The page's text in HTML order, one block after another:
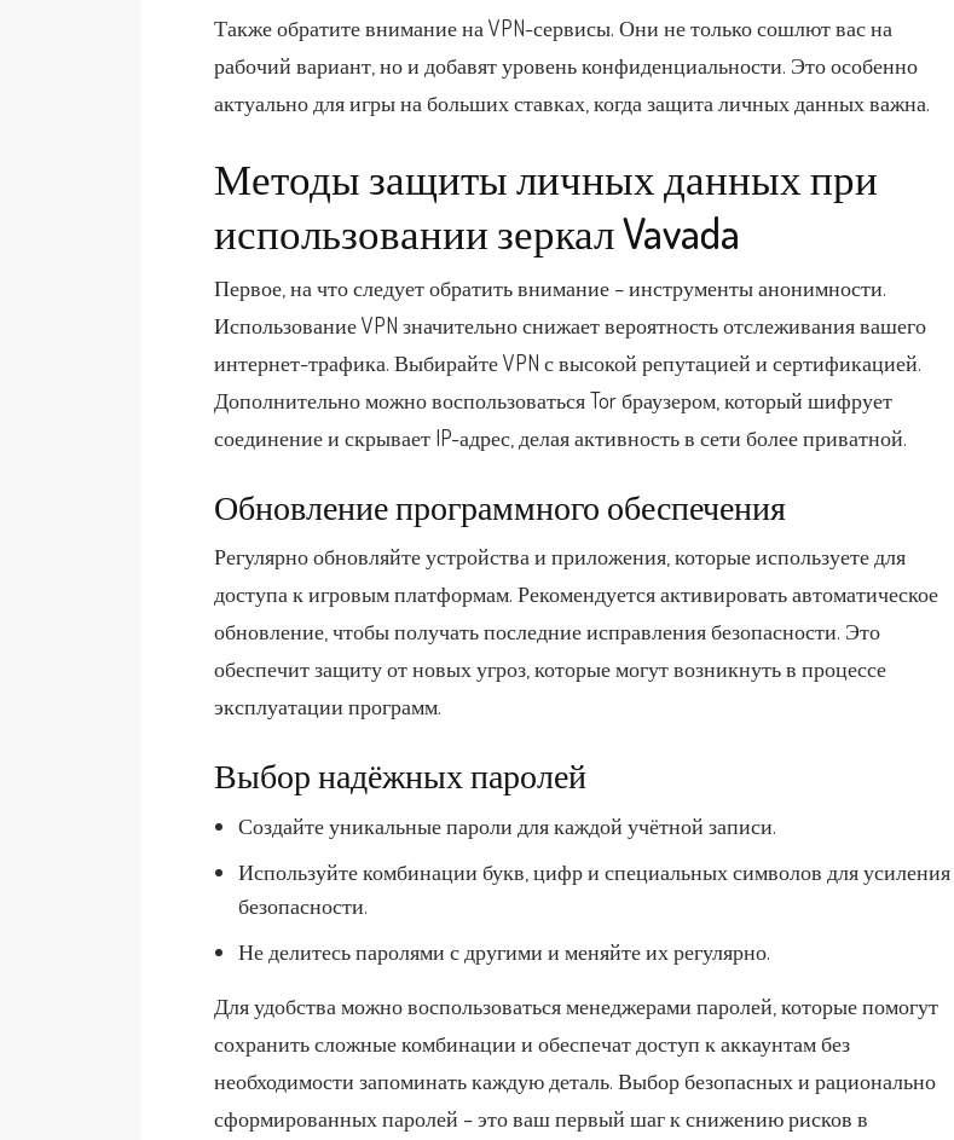
Также обратите внимание на VPN-сервисы. Они не только сошлют вас на
рабочий вариант, но и добавят уровень конфиденциальности. Это особенно
актуально для игры на больших ставках, когда защита личных данных важна.
Методы защиты личных данных при
использовании зеркал Vavada
Первое, на что следует обратить внимание – инструменты анонимности.
Использование VPN значительно снижает вероятность отслеживания вашего
интернет-трафика. Выбирайте VPN с высокой репутацией и сертификацией.
Дополнительно можно воспользоваться Tor браузером, который шифрует
соединение и скрывает IP-адрес, делая активность в сети более приватной.
Обновление программного обеспечения
Регулярно обновляйте устройства и приложения, которые используете для
доступа к игровым платформам. Рекомендуется активировать автоматическое
обновление, чтобы получать последние исправления безопасности. Это
обеспечит защиту от новых угроз, которые могут возникнуть в процессе
эксплуатации программ.
Выбор надёжных паролей
Создайте уникальные пароли для каждой учётной записи.
Используйте комбинации букв, цифр и специальных символов для усиления
безопасности.
Не делитесь паролями с другими и меняйте их регулярно.
Для удобства можно воспользоваться менеджерами паролей, которые помогут
сохранить сложные комбинации и обеспечат доступ к аккаунтам без
необходимости запоминать каждую деталь. Выбор безопасных и рационально
сформированных паролей – это ваш первый шаг к снижению рисков в